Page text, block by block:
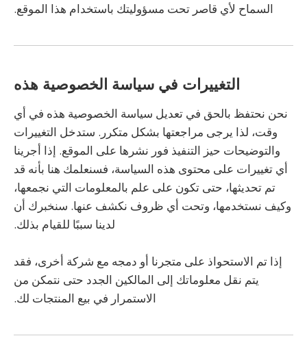
السماح لأي قاصر تحت مسؤوليتك باستخدام هذا الموقع.
التغييرات في سياسة الخصوصية هذه
نحن نحتفظ بالحق في تعديل سياسة الخصوصية هذه في أي
وقت، لذا يرجى مراجعتها بشكل متكرر. ستدخل التغييرات
والتوضيحات حيز التنفيذ فور نشرها على الموقع. إذا أجرينا
أي تغييرات على محتوى هذه السياسة، فسنعلمك هنا بأنه قد
تم تحديثها، حتى تكون على علم بالمعلومات التي نجمعها،
وكيف نستخدمها، وتحت أي ظروف نكشف عنها. سنخبرك أن
لدينا سببًا للقيام بذلك.
إذا تم الاستحواذ على متجرنا أو دمجه مع شركة أخرى، فقد
يتم نقل معلوماتك إلى المالكين الجدد حتى نتمكن من
الاستمرار في بيع المنتجات لك.